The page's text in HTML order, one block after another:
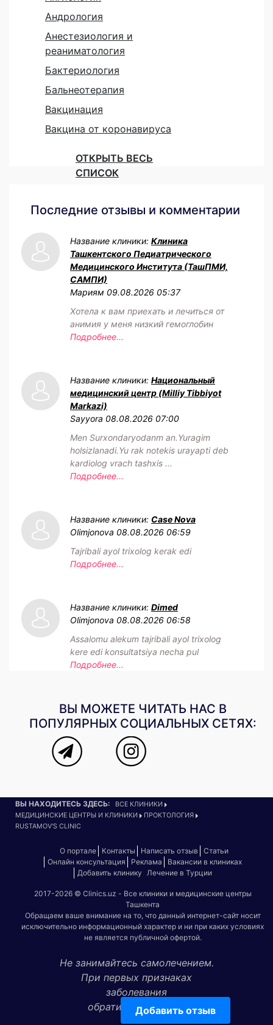
Добавить отзыв
Андрология
Анестезиология и
реаниматология
Бактериология
Бальнеотерапия
Вакцинация
Вакцина от коронавируса
ОТКРЫТЬ ВЕСЬ
СПИСОК
Последние отзывы и комментарии
Название клиники: Клиника
Ташкентского Педиатрического
Медицинского Института (ТашПМИ,
САМПИ)
Мариям 09.08.2026 05:37
Хотела к вам приехать и лечиться от
анимия у меня низкий гемоглобин
Подробнее...
Название клиники: Национальный
медицинский центр (Milliy Tibbiyot
Markazi)
Sayyora 08.08.2026 07:00
Men Surxondaryodanm an.Yuragim
holsizlanadi.Yu rak notekis urayapti deb
kardiolog vrach tashxis ...
Подробнее...
Название клиники: Case Nova
Olimjonova 08.08.2026 06:59
Tajribali ayol trixolog kerak edi
Подробнее...
Название клиники: Dimed
Olimjonova 08.08.2026 06:58
Assalomu alekum tajribali ayol trixolog
kere edi konsultatsiya necha pul
Подробнее...
ВЫ МОЖЕТЕ ЧИТАТЬ НАС В
ПОПУЛЯРНЫХ СОЦИАЛЬНЫХ СЕТЯХ:
ВЫ НАХОДИТЕСЬ ЗДЕСЬ:
ВСЕ КЛИНИКИ
МЕДИЦИНСКИЕ ЦЕНТРЫ И КЛИНИКИ
ПРОКТОЛОГИЯ
RUSTAMOV'S CLINIC
О портале Контакты Написать отзыв
Статьи
Онлайн консультация
Реклама
Вакансии в клиниках
Добавить клинику Лечение в Турции
2017-2026 © Clinics.uz - Все клиники и медицинские центры
Ташкента
Обращаем ваше внимание на то, что данный интернет-сайт носит
исключительно информационный характер и ни при каких условиях
не является публичной офертой.
Не занимайтесь самолечением.
При первых признаках
заболевания
обратитесь к врачу!